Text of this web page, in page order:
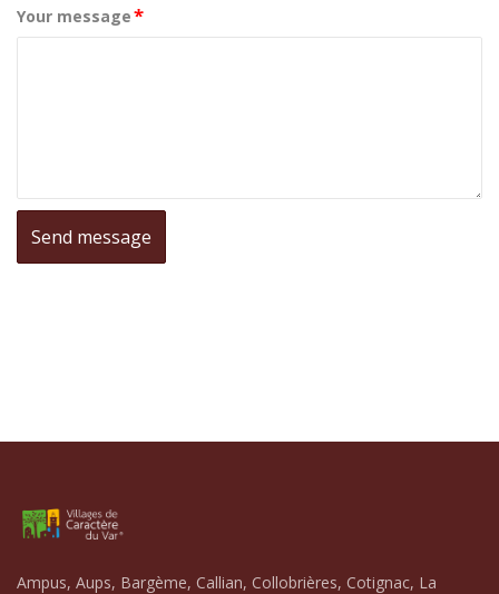
Your message*
Ampus, Aups, Bargème, Callian, Collobrières, Cotignac, La